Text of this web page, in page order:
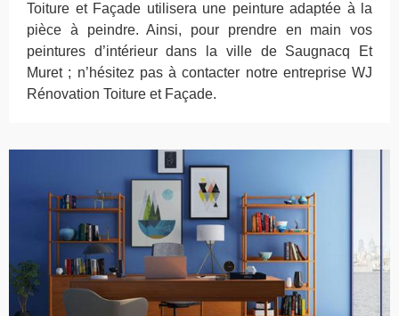
Toiture et Façade utilisera une peinture adaptée à la
pièce à peindre. Ainsi, pour prendre en main vos
peintures d’intérieur dans la ville de Saugnacq Et
Muret ; n’hésitez pas à contacter notre entreprise WJ
Rénovation Toiture et Façade.